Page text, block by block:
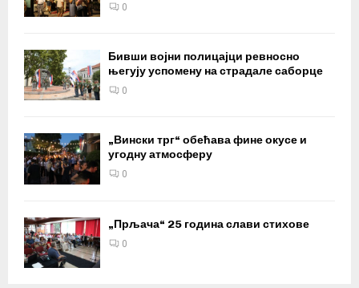
0
Бивши војни полицајци ревносно
његују успомену на страдале саборце
0
„Вински трг“ обећава фине окусе и
угодну атмосферу
0
„Прљача“ 25 година слави стихове
0